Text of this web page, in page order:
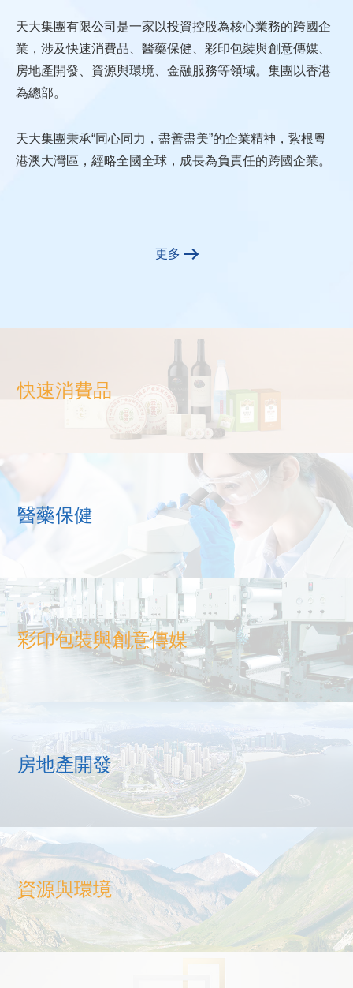
天大集團有限公司是一家以投資控股為核心業務的跨國企
業，涉及快速消費品、醫藥保健、彩印包裝與創意傳媒、
房地產開發、資源與環境、金融服務等領域。集團以香港
為總部。
天大集團秉承“同心同力，盡善盡美”的企業精神，紥根粵
港澳大灣區，經略全國全球，成長為負責任的跨國企業。
更多
快速消費品
醫藥保健
彩印包裝與創意傳媒
房地產開發
資源與環境